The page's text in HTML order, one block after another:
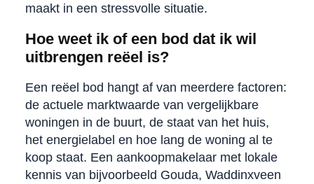
maakt in een stressvolle situatie.
Hoe weet ik of een bod dat ik wil
uitbrengen reëel is?
Een reëel bod hangt af van meerdere factoren:
de actuele marktwaarde van vergelijkbare
woningen in de buurt, de staat van het huis,
het energielabel en hoe lang de woning al te
koop staat. Een aankoopmakelaar met lokale
kennis van bijvoorbeeld Gouda, Waddinxveen